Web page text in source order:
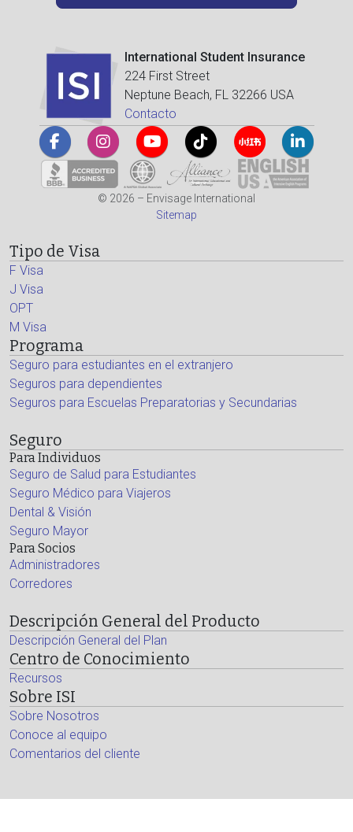
International Student Insurance
224 First Street
Neptune Beach, FL 32266 USA
Contacto
© 2026 – Envisage International
Sitemap
Tipo de Visa
F Visa
J Visa
OPT
M Visa
Programa
Seguro para estudiantes en el extranjero
Seguros para dependientes
Seguros para Escuelas Preparatorias y Secundarias
Seguro
Para Individuos
Seguro de Salud para Estudiantes
Seguro Médico para Viajeros
Dental & Visión
Seguro Mayor
Para Socios
Administradores
Corredores
Descripción General del Producto
Descripción General del Plan
Centro de Conocimiento
Recursos
Sobre ISI
Sobre Nosotros
Conoce al equipo
Comentarios del cliente